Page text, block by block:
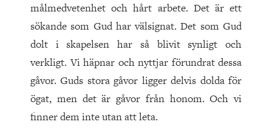
målmedvetenhet och hårt arbete. Det är ett
sökande som Gud har välsignat. Det som Gud
dolt i skapelsen har så blivit synligt och
verkligt. Vi häpnar och nyttjar förundrat dessa
gåvor. Guds stora gåvor ligger delvis dolda för
ögat, men det är gåvor från honom. Och vi
finner dem inte utan att leta.